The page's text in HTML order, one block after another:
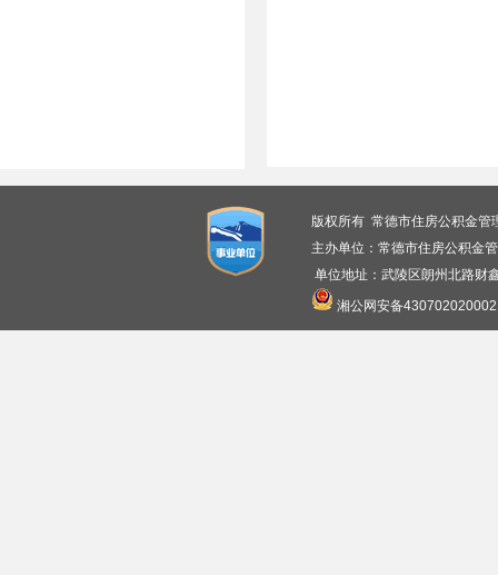
版权所有 常德市住房公积金
主办单位：常德市住房公积金
单位地址：武陵区朗州北路
湘公网安备